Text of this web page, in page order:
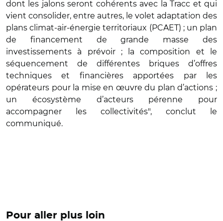
dont les jalons seront cohérents avec la Tracc et qui
vient consolider, entre autres, le volet adaptation des
plans climat-air-énergie territoriaux (PCAET) ; un plan
de financement de grande masse des
investissements à prévoir ; la composition et le
séquencement de différentes briques d’offres
techniques et financières apportées par les
opérateurs pour la mise en œuvre du plan d’actions ;
un écosystème d’acteurs pérenne pour
accompagner les collectivités", conclut le
communiqué.
Pour aller plus loin